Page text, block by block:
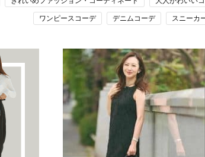
ワンピースコーデ デニムコーデ スニーカ